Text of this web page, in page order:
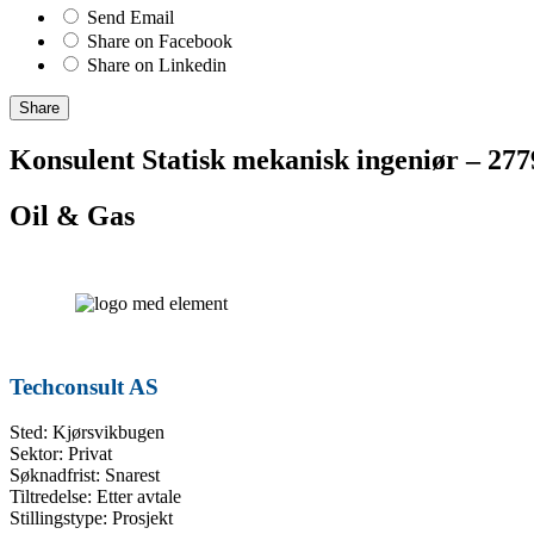
Send Email
Share on Facebook
Share on Linkedin
Share
Konsulent Statisk mekanisk ingeniør –
Oil & Gas
Techconsult AS
Sted: Kjørsvikbugen
Sektor: Privat
Søknadfrist: Snarest
Tiltredelse: Etter avtale
Stillingstype: Prosjekt